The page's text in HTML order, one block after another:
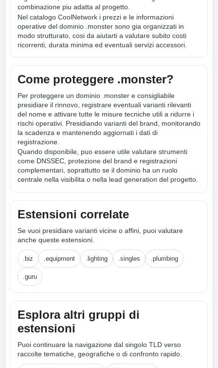
combinazione piu adatta al progetto.
Nel catalogo CoolNetwork i prezzi e le informazioni
operative del dominio .monster sono gia organizzati in
modo strutturato, cosi da aiutarti a valutare subito costi
ricorrenti, durata minima ed eventuali servizi accessori.
Come proteggere .monster?
Per proteggere un dominio .monster e consigliabile
presidiare il rinnovo, registrare eventuali varianti rilevanti
del nome e attivare tutte le misure tecniche utili a ridurre i
rischi operativi. Presidiando varianti del brand, monitorando
la scadenza e mantenendo aggiornati i dati di
registrazione.
Quando disponibile, puo essere utile valutare strumenti
come DNSSEC, protezione del brand e registrazioni
complementari, soprattutto se il dominio ha un ruolo
centrale nella visibilita o nella lead generation del progetto.
Estensioni correlate
Se vuoi presidiare varianti vicine o affini, puoi valutare
anche queste estensioni.
.biz .equipment .lighting .singles .plumbing
.guru
Esplora altri gruppi di
estensioni
Puoi continuare la navigazione dal singolo TLD verso
raccolte tematiche, geografiche o di confronto rapido.